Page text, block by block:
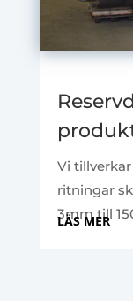
Vi
ritningar
3mm till
LÄS MER